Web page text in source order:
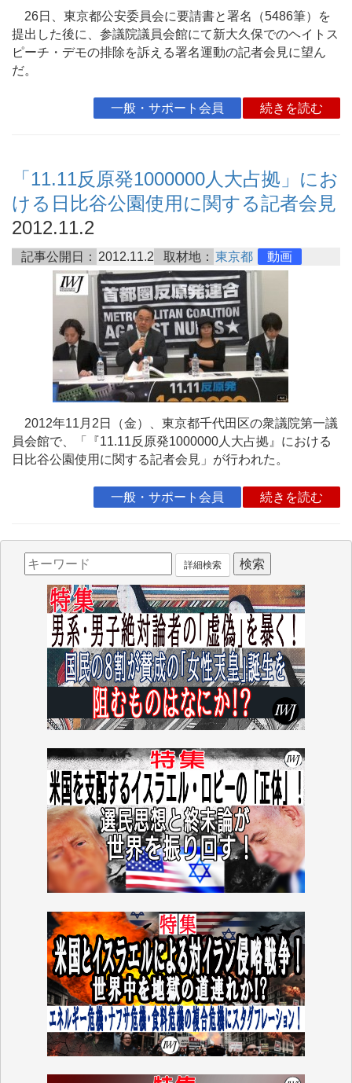
26日、東京都公安委員会に要請書と署名（5486筆）を
提出した後に、参議院議員会館にて新大久保でのヘイトス
ピーチ・デモの排除を訴える署名運動の記者会見に望ん
だ。
一般・サポート会員 続きを読む
「11.11反原発1000000人大占拠」にお
ける日比谷公園使用に関する記者会見
2012.11.2
記事公開日： 2012.11.2 取材地： 東京都 動画
2012年11月2日（金）、東京都千代田区の衆議院第一議
員会館で、「『11.11反原発1000000人大占拠』における
日比谷公園使用に関する記者会見」が行われた。
一般・サポート会員 続きを読む
詳細検索